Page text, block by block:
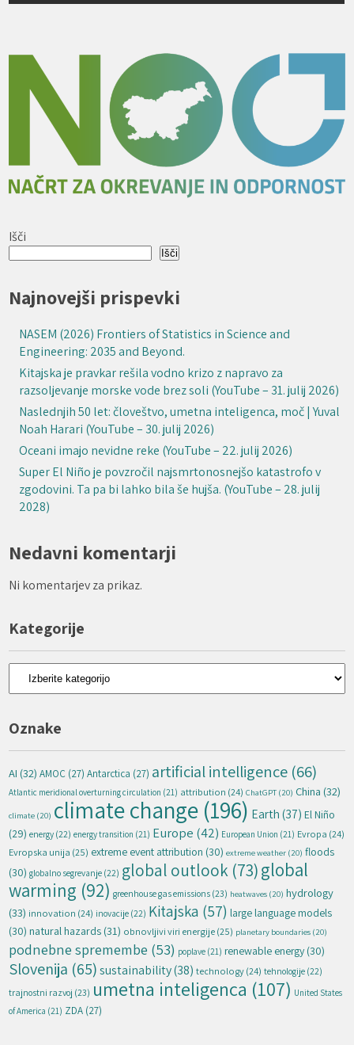
Išči
Išči
Najnovejši prispevki
NASEM (2026) Frontiers of Statistics in Science and
Engineering: 2035 and Beyond.
Kitajska je pravkar rešila vodno krizo z napravo za
razsoljevanje morske vode brez soli (YouTube – 31. julij 2026)
Naslednjih 50 let: človeštvo, umetna inteligenca, moč | Yuval
Noah Harari (YouTube – 30. julij 2026)
Oceani imajo nevidne reke (YouTube – 22. julij 2026)
Super El Niño je povzročil najsmrtonosnejšo katastrofo v
zgodovini. Ta pa bi lahko bila še hujša. (YouTube – 28. julij
2028)
Nedavni komentarji
Ni komentarjev za prikaz.
Kategorije
Kategorije
Oznake
AI (32) AMOC (27) Antarctica (27) artificial intelligence (66)
Atlantic meridional overturning circulation (21) attribution (24) ChatGPT (20) China (32)
climate (20) climate change (196) Earth (37) El Niño
(29) energy (22) energy transition (21) Europe (42) European Union (21) Evropa (24)
Evropska unija (25) extreme event attribution (30) extreme weather (20) floods
(30) globalno segrevanje (22) global outlook (73)global
warming (92) greenhouse gas emissions (23) heatwaves (20) hydrology
(33) innovation (24) inovacije (22) Kitajska (57) large language models
(30) natural hazards (31) obnovljivi viri energije(25) planetary boundaries (20)
podnebne spremembe (53) poplave (21) renewable energy (30)
Slovenija (65) sustainability(38) technology(24) tehnologije (22)
trajnostni razvoj (23) umetna inteligenca (107) United States
of America (21) ZDA (27)